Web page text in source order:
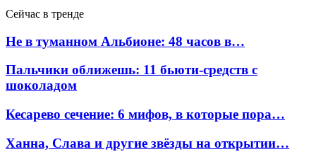
Сейчас в тренде
Не в туманном Альбионе: 48 часов в…
Пальчики оближешь: 11 бьюти-средств с
шоколадом
Кесарево сечение: 6 мифов, в которые пора…
Ханна, Слава и другие звёзды на открытии…